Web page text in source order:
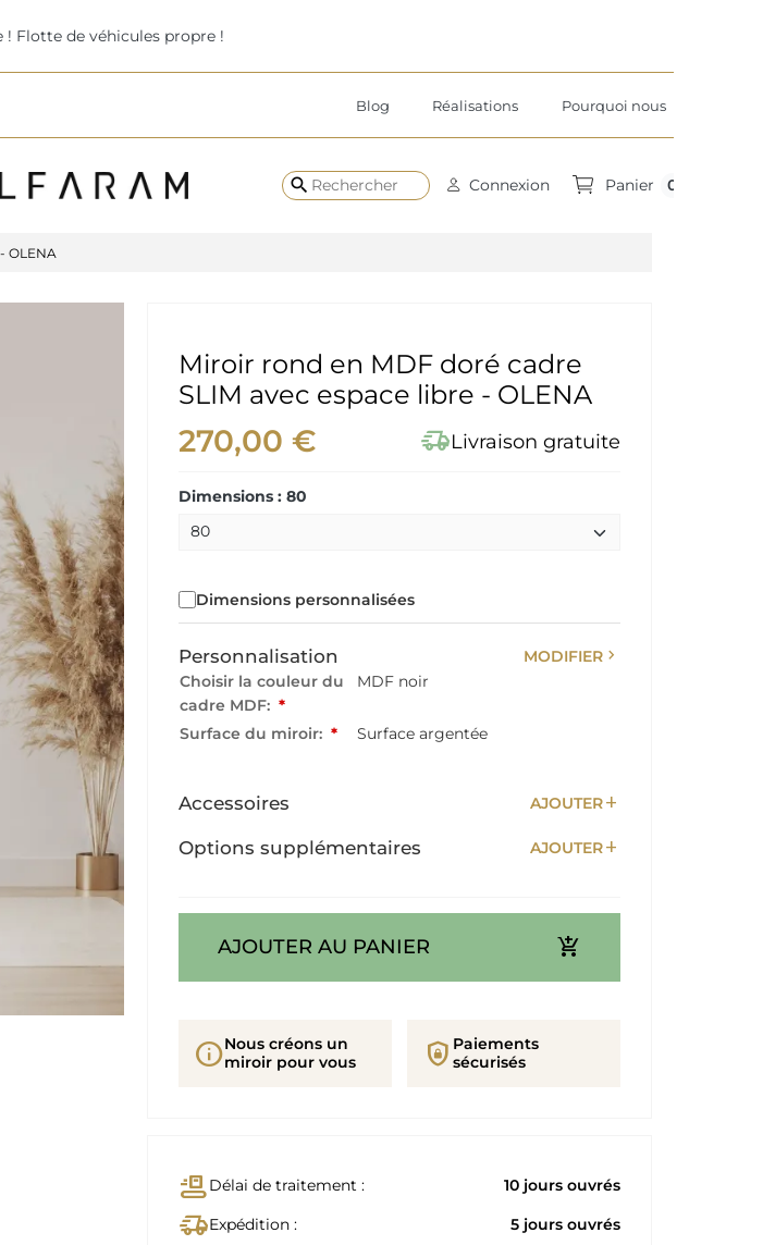
! Flotte de véhicules propre !
Blog Réalisations Pourquoi nous
search Connexion Panier 0
OLENA
Miroir rond en MDF doré cadre
SLIM avec espace libre - OLENA
270,00 € delivery_truck_speedLivraison gratuite
Dimensions : 80
Dimensions personnalisées
Personnalisation MODIFIER chevron_right
Choisir la couleur du
cadre MDF: *
MDF noir
Surface du miroir: * Surface argentée
Accessoires AJOUTERadd
Options supplémentaires AJOUTERadd
AJOUTER AU PANIER add_shopping_cart
infoNous créons un
miroir pour vous
shield_lock Paiements
sécurisés
conveyor_beltDélai de traitement : 10 jours ouvrés
delivery_truck_speedExpédition : 5 jours ouvrés